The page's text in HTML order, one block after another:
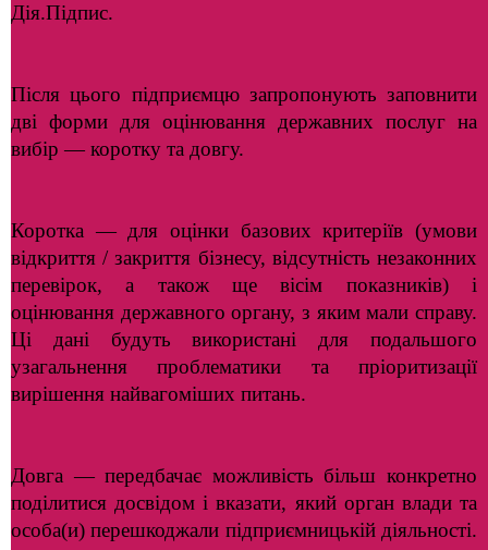
Дія.Підпис.
Після цього підприємцю запропонують заповнити
дві форми для оцінювання державних послуг на
вибір — коротку та довгу.
Коротка — для оцінки базових критеріїв (умови
відкриття / закриття бізнесу, відсутність незаконних
перевірок, а також ще вісім показників) і
оцінювання державного органу, з яким мали справу.
Ці дані будуть використані для подальшого
узагальнення проблематики та пріоритизації
вирішення найвагоміших питань.
Довга — передбачає можливість більш конкретно
поділитися досвідом і вказати, який орган влади та
особа(и) перешкоджали підприємницькій діяльності.